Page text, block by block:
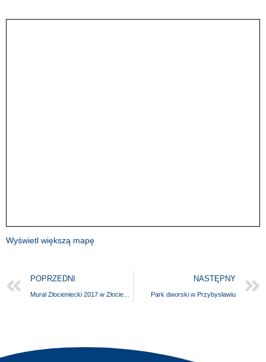
Wyświetl większą mapę
POPRZEDNI NASTĘPNY
Park dworski w Przybysławiu